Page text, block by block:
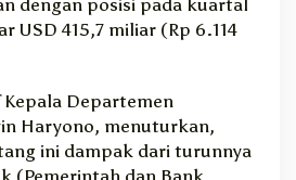
i
A
t
a
s
dengan posisi pada kuartal
USD 415,7 miliar (Rp 6.114
Departemen
Haryono, menuturkan,
ini dampak dari turunnya